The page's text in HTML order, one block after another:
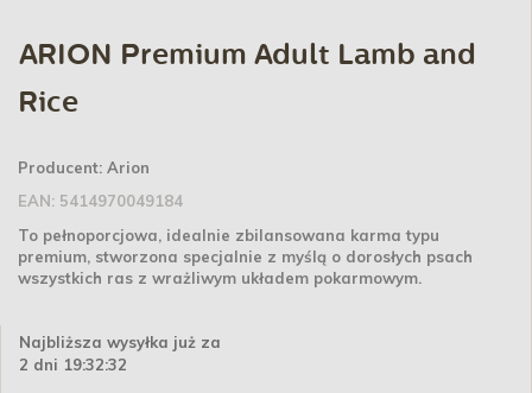
ARION Premium Adult Lamb and
Rice
Producent: Arion
EAN: 5414970049184
To pełnoporcjowa, idealnie zbilansowana karma typu
premium, stworzona specjalnie z myślą o dorosłych psach
wszystkich ras z wrażliwym układem pokarmowym.
Najbliższa wysyłka już za
2 dni 19:32:32